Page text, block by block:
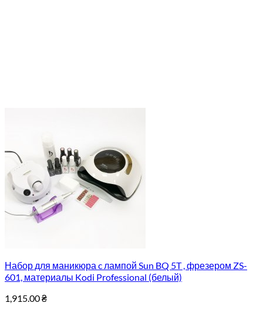
Набор для маникюра c лампой Sun BQ 5T , фрезером ZS-
601, материалы Kodi Professional (белый)
1,915.00₴